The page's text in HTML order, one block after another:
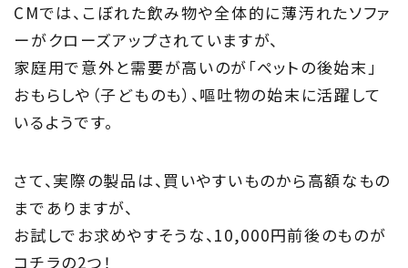
CMでは、こぼれた飲み物や全体的に薄汚れたソファ
ーがクローズアップされていますが、
家庭用で意外と需要が高いのが「ペットの後始末」
おもらしや（子どものも）、嘔吐物の始末に活躍して
いるようです。
さて、実際の製品は、買いやすいものから高額なもの
までありますが、
お試しでお求めやすそうな、10,000円前後のものが
コチラの2つ！